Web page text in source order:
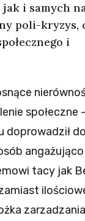
i samych
poli-kryzys,
i
społeczne
doprowadził
tacy jak